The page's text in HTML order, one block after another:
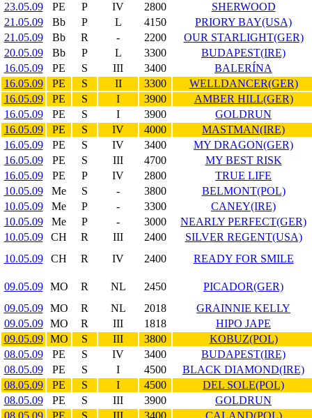
23.05.09
PE P IV 2800
SHERWOOD
21.05.09
Bb P L 4150
PRIORY BAY(USA)
21.05.09
Bb R - 2200
OUR STARLIGHT(GER)
20.05.09
Bb P L 3300
BUDAPEST(IRE)
16.05.09
PE S III 3400
BALERÍNA
16.05.09
PE S II 3300
WELLDANCER(GER)
16.05.09
PE S I 3900
AMBER HILL(GER)
16.05.09
PE S I 3900
GOLDRUN
16.05.09
PE S IV 4000
MASTMAN(IRE)
16.05.09
PE S IV 3400
MY DRAGON(GER)
16.05.09
PE S III 4700
MY BEST RISK
16.05.09
PE P IV 2800
TRUE LIFE
10.05.09
Me S - 3800
BELMONT(POL)
10.05.09
Me P - 3300
CANEY(IRE)
10.05.09
Me P - 3000
NEARLY PERFECT(GER)
10.05.09
CH R III 2400
SILVER REGENT(USA)
10.05.09
CH R IV 2400 READY FOR SMILE
09.05.09 MO R NL 2450
PICADOR(GER)
09.05.09
MO R NL 2018
GRAINNIE KELLY
09.05.09
MO R III 1818
HIPO JAPE
09.05.09
MO S III 3800
KOBUZ(POL)
08.05.09
PE S IV 3400
BUDAPEST(IRE)
08.05.09
PE S I 4500
BLACK DIAMOND(IRE)
08.05.09
PE S I 4500
DEL SOLE(POL)
08.05.09
PE S III 3900
GOLDRUN
08.05.09
PE S III 3400 CALAND(POL)